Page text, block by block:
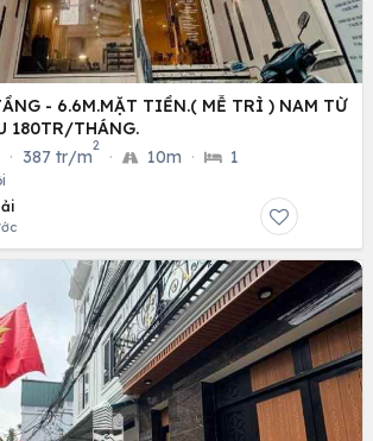
- 6.6M.MẶT TIỀN.( MỄ TRÌ ) NAM TỪ
180TR/THÁNG.
· 387 tr/m
2
· 10m · 1